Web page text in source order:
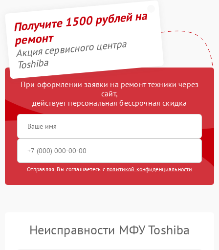
Получите 1500 рублей на
ремонт
Акция сервисного центра
Toshiba
При оформлении заявки на ремонт техники через
сайт,
действует персональная бессрочная скидка
Отправляя, Вы соглашаетесь с политикой конфиденциальности
Неисправности МФУ Toshiba